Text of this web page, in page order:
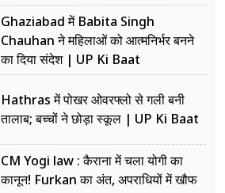
Ghaziabad में Babita Singh
Chauhan ने महिलाओं को आत्मनिर्भर बनने
का दिया संदेश | UP Ki Baat
Hathras में पोखर ओवरफ्लो से गली बनी
तालाब; बच्चों ने छोड़ा स्कूल | UP Ki Baat
CM Yogi law : कैराना में चला योगी का
कानून! Furkan का अंत, अपराधियों में खौफ